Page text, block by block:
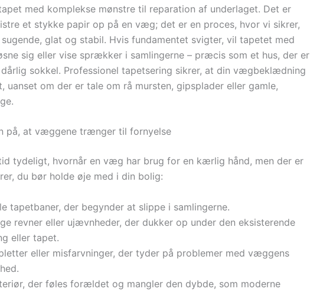
med komplekse mønstre til reparation af underlaget. Det er
et stykke papir op på en væg; det er en proces, hvor vi sikrer,
glat og stabil. Hvis fundamentet svigter, vil tapetet med
sig eller vise sprækker i samlingerne – præcis som et hus, der er
sokkel. Professionel tapetsering sikrer, at din vægbeklædning
uanset om der er tale om rå mursten, gipsplader eller gamle,
på, at væggene trænger til fornyelse
tydeligt, hvornår en væg har brug for en kærlig hånd, men der er
du bør holde øje med i din bolig:
tapetbaner, der begynder at slippe i samlingerne.
revner eller ujævnheder, der dukker op under den eksisterende
eller tapet.
eller misfarvninger, der tyder på problemer med væggens
der føles forældet og mangler den dybde, som moderne